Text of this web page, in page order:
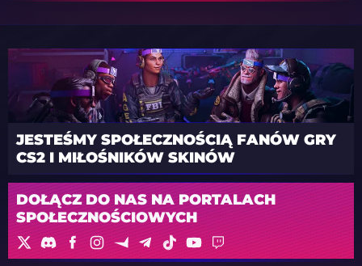
JESTEŚMY SPOŁECZNOŚCIĄ FANÓW GRY
CS2 I MIŁOŚNIKÓW SKINÓW
DOŁĄCZ DO NAS NA PORTALACH
SPOŁECZNOŚCIOWYCH